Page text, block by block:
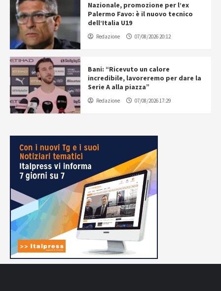
Nazionale, promozione per l’ex
Palermo Favo: è il nuovo tecnico
dell’Italia U19
Redazione 07/08/2026 20:12
Bani: “Ricevuto un calore
incredibile, lavoreremo per dare la
Serie A alla piazza”
Redazione 07/08/2026 17:29